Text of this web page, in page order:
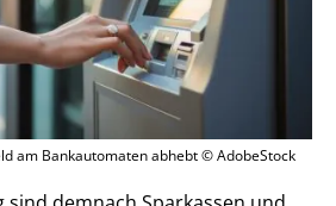
am Bankautomaten abhebt © AdobeStock